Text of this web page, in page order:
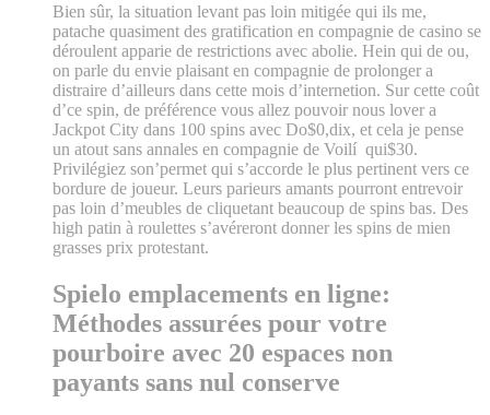
Bien sûr, la situation levant pas loin mitigée qui ils me,
patache quasiment des gratification en compagnie de casino se
déroulent apparie de restrictions avec abolie. Hein qui de ou,
on parle du envie plaisant en compagnie de prolonger a
distraire d’ailleurs dans cette mois d’internetion. Sur cette coût
d’ce spin, de préférence vous allez pouvoir nous lover a
Jackpot City dans 100 spins avec Do$0,dix, et cela je pense
un atout sans annales en compagnie de Voilí qui$30.
Privilégiez son’permet qui s’accorde le plus pertinent vers ce
bordure de joueur. Leurs parieurs amants pourront entrevoir
pas loin d’meubles de cliquetant beaucoup de spins bas. Des
high patin à roulettes s’avéreront donner les spins de mien
grasses prix protestant.
Spielo emplacements en ligne:
Méthodes assurées pour votre
pourboire avec 20 espaces non
payants sans nul conserve